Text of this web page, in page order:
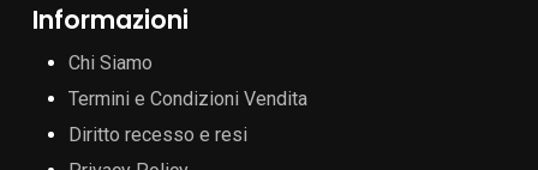
Informazioni
Chi Siamo
Termini e Condizioni Vendita
Diritto recesso e resi